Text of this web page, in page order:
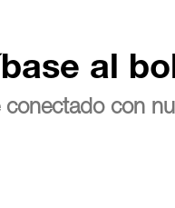
al
conectado con